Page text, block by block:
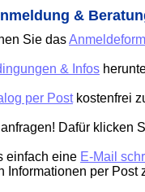
&
Sie das
& Infos
per Postkostenfrei
Dafür klicken
eine E-Mail
Informationen per Post